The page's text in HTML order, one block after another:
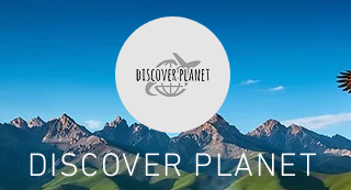
DISCOVER PLANET